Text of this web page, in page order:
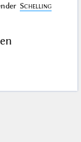
Schelling